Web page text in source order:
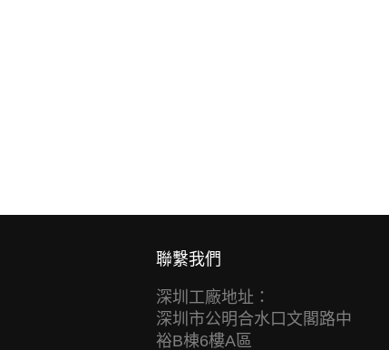
聯繫我們
深圳工廠地址：
深圳市公明合水口文閣路中
裕B棟6樓A區